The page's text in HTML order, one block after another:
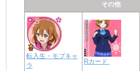
その他
転入生・モブキャ
ラ
Rカード